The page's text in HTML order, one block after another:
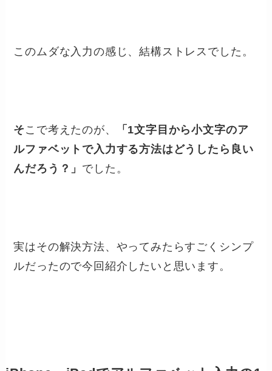
このムダな入力の感じ、結構ストレスでした。
そ こで考えたのが、
「1文字目から小文字のア
ルファベットで入力する方法はどうしたら良い
んだろう？」 でした。
実はその解決方法、やってみたらすごくシンプ
ルだったので今回紹介したいと思います。